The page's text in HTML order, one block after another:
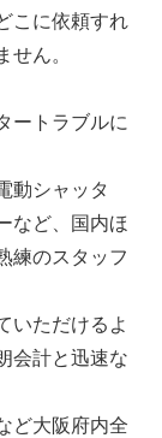
こに依頼すれ
ん。
ートラブルに
動シャッタ
など、国内ほ
練のスタッフ
いただけるよ
会計と迅速な
ど大阪府内全